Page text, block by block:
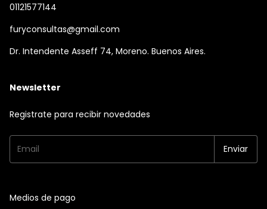
01121577144
furyconsultas@gmail.com
Dr. Intendente Asseff 74, Moreno. Buenos Aires.
Newsletter
Registrate para recibir novedades
Medios de pago